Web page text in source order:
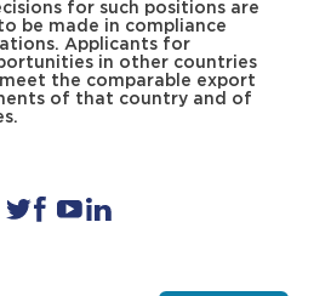
for such positions are
be made in compliance
Applicants for
in other countries
the comparable export
of that country and of